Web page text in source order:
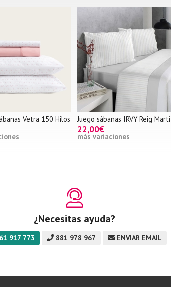
Vetra 150 Hilos Juego sábanas IRVY Reig Marti
22,00€
más variaciones
¿Necesitas ayuda?
917 773 881 978 967 ENVIAR EMAIL